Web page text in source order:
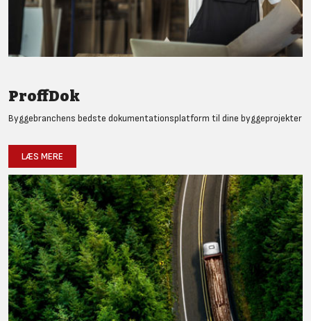
ProffDok
Byggebranchens bedste dokumentationsplatform til dine byggeprojekter
LÆS MERE